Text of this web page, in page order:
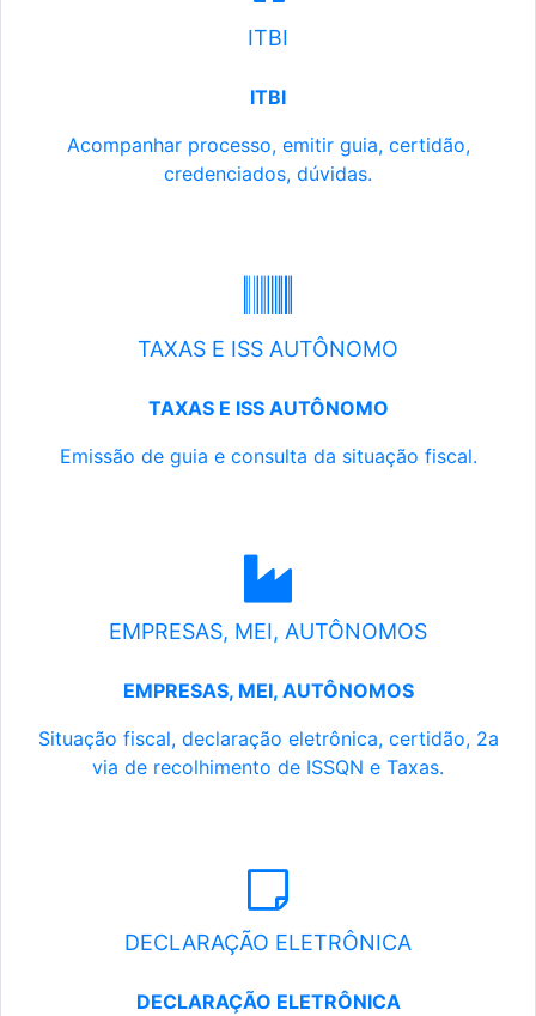
ITBI
ITBI
Acompanhar processo, emitir guia, certidão,
credenciados, dúvidas.
TAXAS E ISS AUTÔNOMO
TAXAS E ISS AUTÔNOMO
Emissão de guia e consulta da situação fiscal.
EMPRESAS, MEI, AUTÔNOMOS
EMPRESAS, MEI, AUTÔNOMOS
Situação fiscal, declaração eletrônica, certidão, 2a
via de recolhimento de ISSQN e Taxas.
DECLARAÇÃO ELETRÔNICA
DECLARAÇÃO ELETRÔNICA